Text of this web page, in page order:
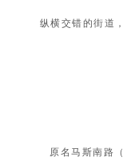
纵横交错的街道
原名马斯南路